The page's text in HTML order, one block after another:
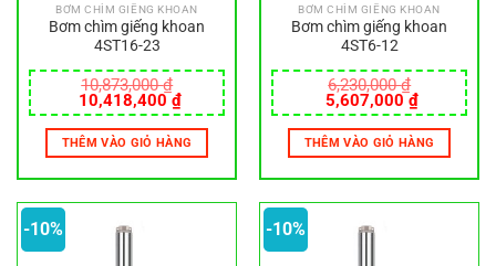
BƠM CHÌM GIẾNG KHOAN
Bơm chìm giếng khoan
4ST16-23
10,873,000₫
Giá
gốc
là:
10,873,000 ₫.
10,418,400 ₫Giá
hiện
tại
là:
10,418,400 ₫.
THÊM VÀO GIỎ HÀNG
BƠM CHÌM GIẾNG KHOAN
Bơm chìm giếng khoan
4ST6-12
6,230,000₫
Giá
gốc
là:
6,230,000 ₫.
5,607,000 ₫Giá
hiện
tại
là:
THÊM VÀO GIỎ HÀNG
-10% -10%